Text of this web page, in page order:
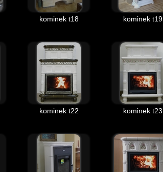
kominek t18 kominek t19
kominek t22 kominek t23